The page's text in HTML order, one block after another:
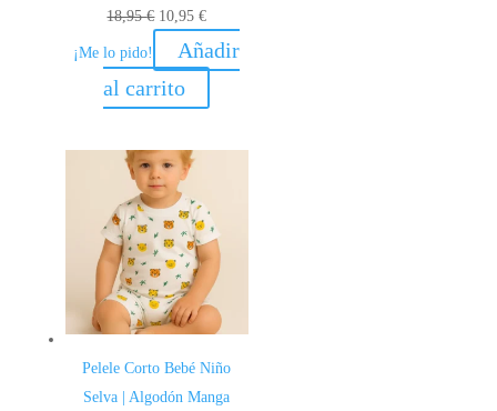
18,95€ El
precio
original
10,95€El
precio
actual
¡Me lo pido!
Añadir
al carrito
Pelele Corto Bebé Niño
Selva | Algodón Manga